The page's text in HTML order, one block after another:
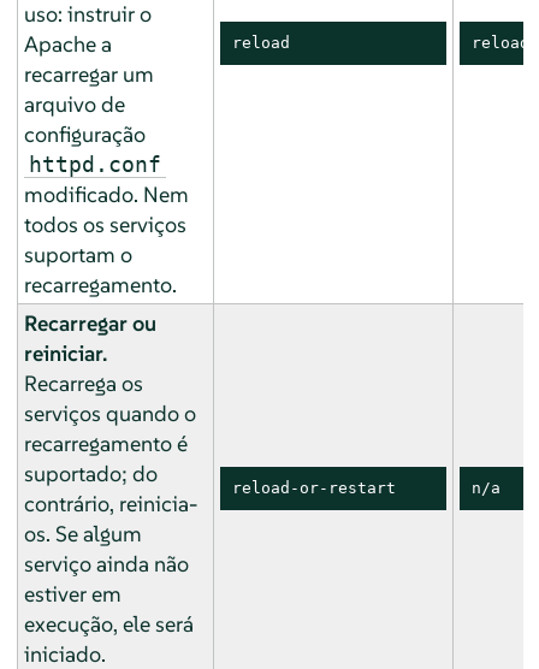
uso: instruir o
Apache a
recarregar um
arquivo de
configuração
httpd.conf
modificado. Nem
todos os serviços
suportam o
recarregamento.
reload reload
Recarregar ou
reiniciar.
Recarrega os
serviços quando o
recarregamento é
suportado; do
contrário, reinicia-
os. Se algum
serviço ainda não
estiver em
execução, ele será
iniciado.
reload-or-restart n/a